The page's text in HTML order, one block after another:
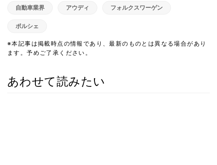
自動車業界 アウディ フォルクスワーゲン
ポルシェ
※本記事は掲載時点の情報であり、最新のものとは異なる場合があり
ます。予めご了承ください。
あわせて読みたい